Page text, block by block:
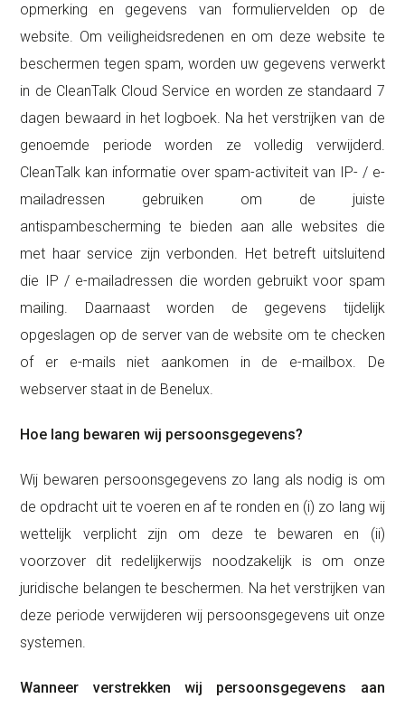
opmerking en gegevens van formuliervelden op de
website. Om veiligheidsredenen en om deze website te
beschermen tegen spam, worden uw gegevens verwerkt
in de CleanTalk Cloud Service en worden ze standaard 7
dagen bewaard in het logboek. Na het verstrijken van de
genoemde periode worden ze volledig verwijderd.
CleanTalk kan informatie over spam-activiteit van IP- / e-
mailadressen gebruiken om de juiste
antispambescherming te bieden aan alle websites die
met haar service zijn verbonden. Het betreft uitsluitend
die IP / e-mailadressen die worden gebruikt voor spam
mailing. Daarnaast worden de gegevens tijdelijk
opgeslagen op de server van de website om te checken
of er e-mails niet aankomen in de e-mailbox. De
webserver staat in de Benelux.
Hoe lang bewaren wij persoonsgegevens?
Wij bewaren persoonsgegevens zo lang als nodig is om
de opdracht uit te voeren en af te ronden en (i) zo lang wij
wettelijk verplicht zijn om deze te bewaren en (ii)
voorzover dit redelijkerwijs noodzakelijk is om onze
juridische belangen te beschermen. Na het verstrijken van
deze periode verwijderen wij persoonsgegevens uit onze
systemen.
Wanneer verstrekken wij persoonsgegevens aan